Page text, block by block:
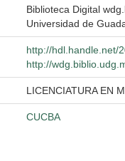
Biblioteca Digital
Universidad de
http://hdl.handle.net/
http://
LICENCIATURA EN
CUCBA